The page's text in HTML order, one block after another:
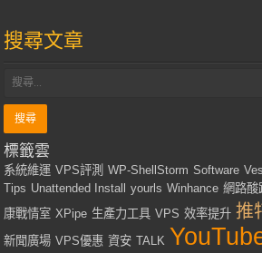
搜尋文章
標籤雲
系統維運 VPS評測 WP-ShellStorm Software
Tips Unattended Install yourls Winhance 網路酸
康戰情室 XPipe 生產力工具 VPS 效率提升 推
新聞廣場 VPS優惠 資安 TALK